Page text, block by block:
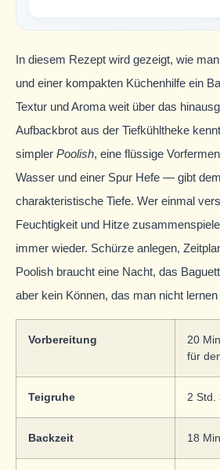
In diesem Rezept wird gezeigt, wie
und einer kompakten Küchenhilfe ein
Textur und Aroma weit über das
Aufbackbrot aus der Tiefkühltheke
simpler Poolish, eine flüssige
Wasser und einer Spur Hefe — gibt
charakteristische Tiefe. Wer einmal
Feuchtigkeit und Hitze
immer wieder. Schürze anlegen,
Poolish braucht eine Nacht, das
aber kein Können, das man nicht lernen
Vorbereitung
20
für
Teigruhe 2 Std.
Backzeit 18 Min.